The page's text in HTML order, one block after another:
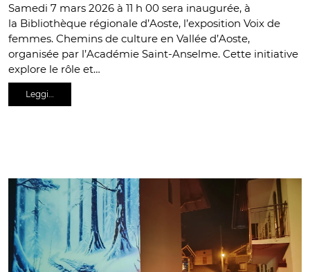
Samedi 7 mars 2026 à 11 h 00 sera inaugurée, à
la Bibliothèque régionale d’Aoste, l’exposition Voix de
femmes. Chemins de culture en Vallée d’Aoste,
organisée par l’Académie Saint-Anselme. Cette initiative
explore le rôle et…
Leggi…